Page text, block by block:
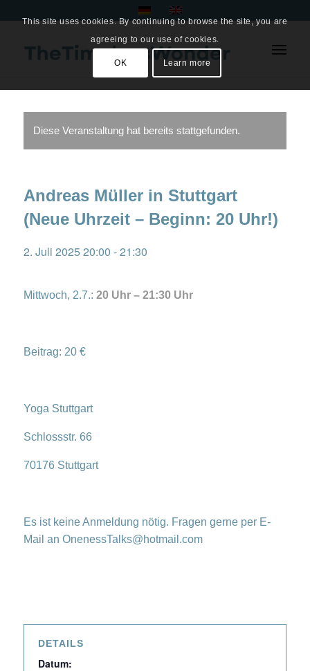
Diese Veranstaltung hat bereits stattgefunden.
Andreas Müller in Stuttgart
(Neue Uhrzeit – Beginn: 20 Uhr!)
2. Juli 2025 20:00 -21:30
Mittwoch, 2.7.: 20 Uhr – 21:30 Uhr
Beitrag: 20 €
Yoga Stuttgart
Schlossstr. 66
70176 Stuttgart
Es ist keine Anmeldung nötig. Fragen gerne per E-
Mail an OnenessTalks@hotmail.com
DETAILS
Datum:
This site uses cookies. By continuing to browse the site, you are
agreeing to our use of cookies.
OK Learn more